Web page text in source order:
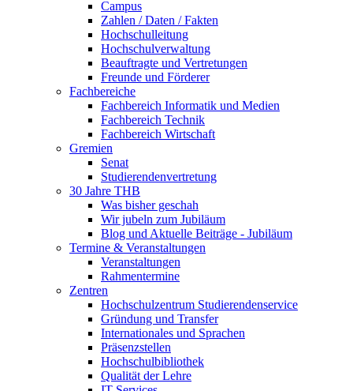
Campus
Zahlen / Daten / Fakten
Hochschulleitung
Hochschulverwaltung
Beauftragte und Vertretungen
Freunde und Förderer
Fachbereiche
Fachbereich Informatik und Medien
Fachbereich Technik
Fachbereich Wirtschaft
Gremien
Senat
Studierendenvertretung
30 Jahre THB
Was bisher geschah
Wir jubeln zum Jubiläum
Blog und Aktuelle Beiträge - Jubiläum
Termine & Veranstaltungen
Veranstaltungen
Rahmentermine
Zentren
Hochschulzentrum Studierendenservice
Gründung und Transfer
Internationales und Sprachen
Präsenzstellen
Hochschulbibliothek
Qualität der Lehre